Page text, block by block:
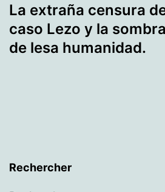
La extraña censura
caso Lezo y la
de lesa humanidad.
Rechercher